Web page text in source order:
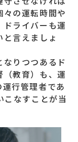
の運転時間や
ライバーも運
言えましょ
りつつあるド
教育）も、運
行管理者であ
なすことが当